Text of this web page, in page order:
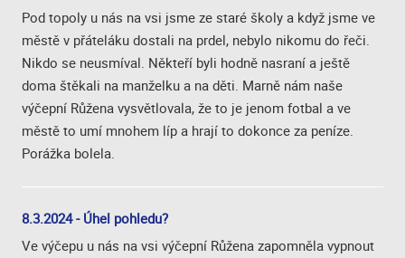
Pod topoly u nás na vsi jsme ze staré školy a když jsme ve
městě v přáteláku dostali na prdel, nebylo nikomu do řeči.
Nikdo se neusmíval. Někteří byli hodně nasraní a ještě
doma štěkali na manželku a na děti. Marně nám naše
výčepní Růžena vysvětlovala, že to je jenom fotbal a ve
městě to umí mnohem líp a hrají to dokonce za peníze.
Porážka bolela.
8.3.2024 - Úhel pohledu?
Ve výčepu u nás na vsi výčepní Růžena zapomněla vypnout